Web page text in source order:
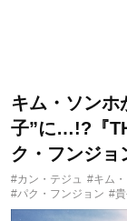
キム・ソンホ
子”に…!?『
ク・フンジョ
#カン・テジュ #キム
#パク・フンジョン #